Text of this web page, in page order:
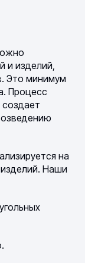
и изделий,
Это минимум
Процесс
на
Наши